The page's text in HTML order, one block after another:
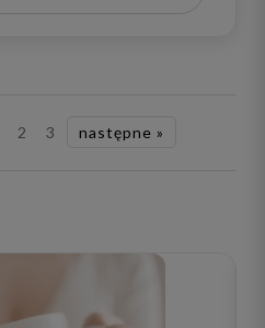
2 3 następne »